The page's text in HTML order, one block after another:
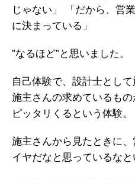
じゃない」
「だから、営
に決まっている」
”なるほど”と思いました。
自己体験で、設計士として
施主さんの求めているも
ピッタリくるという体験。
施主さんから見たときに
イヤだなと思っているなと